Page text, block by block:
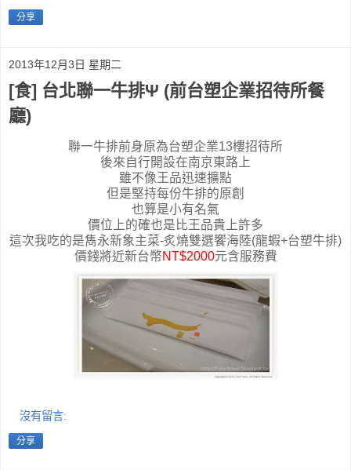
分享
2013年12月3日 星期二
[食] 台北聯一牛排Ψ (前台塑企業招待所餐
廳)
聯一牛排前身原為台塑企業13樓招待所
後來自行開設在南京東路上
雖不像王品迅速擴點
但是堅持每份牛排的原創
也算是小有名氣
價位上的確也是比王品貴上許多
這次我吃的是雋永新象主菜-炙燒雙選饗海陸(龍蝦+台塑牛排)
價錢將近新台幣NT$2000元含服務費
沒有留言:
分享